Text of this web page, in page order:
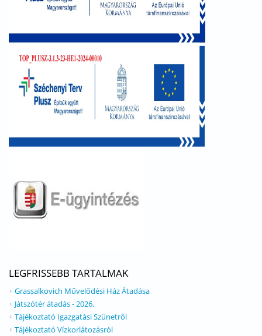
LEGFRISSEBB TARTALMAK
Grassalkovich Művelődési Ház Átadása
Játszótér átadás - 2026.
Tájékoztató Igazgatási Szünetről
Tájékoztató Vízkorlátozásról